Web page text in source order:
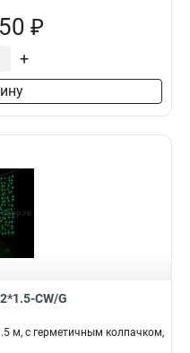
₽
+
CW/G
м, с герметичным колпачком,